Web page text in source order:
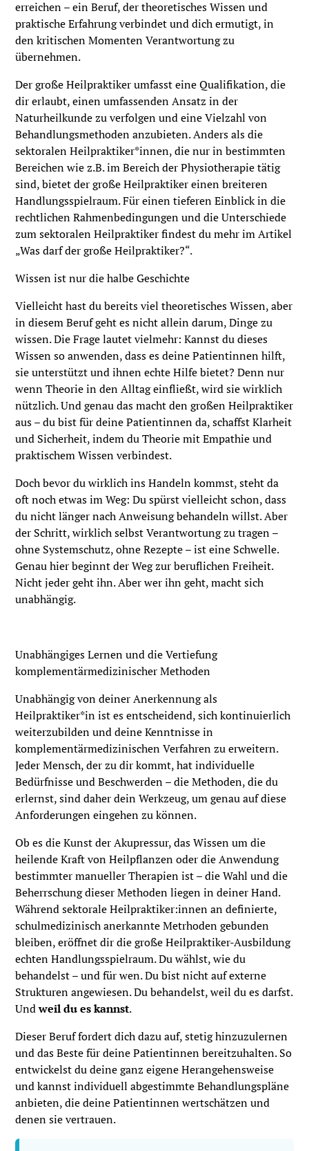
erreichen – ein Beruf, der theoretisches Wissen und
praktische Erfahrung verbindet und dich ermutigt, in
den kritischen Momenten Verantwortung zu
übernehmen.
Der große Heilpraktiker umfasst eine Qualifikation, die
dir erlaubt, einen umfassenden Ansatz in der
Naturheilkunde zu verfolgen und eine Vielzahl von
Behandlungsmethoden anzubieten. Anders als die
sektoralen Heilpraktiker*innen, die nur in bestimmten
Bereichen wie z.B. im Bereich der Physiotherapie tätig
sind, bietet der große Heilpraktiker einen breiteren
Handlungsspielraum. Für einen tieferen Einblick in die
rechtlichen Rahmenbedingungen und die Unterschiede
zum sektoralen Heilpraktiker findest du mehr im Artikel
„Was darf der große Heilpraktiker?“.
Wissen ist nur die halbe Geschichte
Vielleicht hast du bereits viel theoretisches Wissen, aber
in diesem Beruf geht es nicht allein darum, Dinge zu
wissen. Die Frage lautet vielmehr: Kannst du dieses
Wissen so anwenden, dass es deine Patientinnen hilft,
sie unterstützt und ihnen echte Hilfe bietet? Denn nur
wenn Theorie in den Alltag einfließt, wird sie wirklich
nützlich. Und genau das macht den großen Heilpraktiker
aus – du bist für deine Patientinnen da, schaffst Klarheit
und Sicherheit, indem du Theorie mit Empathie und
praktischem Wissen verbindest.
Doch bevor du wirklich ins Handeln kommst, steht da
oft noch etwas im Weg: Du spürst vielleicht schon, dass
du nicht länger nach Anweisung behandeln willst. Aber
der Schritt, wirklich selbst Verantwortung zu tragen –
ohne Systemschutz, ohne Rezepte – ist eine Schwelle.
Genau hier beginnt der Weg zur beruflichen Freiheit.
Nicht jeder geht ihn. Aber wer ihn geht, macht sich
unabhängig.
Unabhängiges Lernen und die Vertiefung
komplementärmedizinischer Methoden‍
Unabhängig von deiner Anerkennung als
Heilpraktiker*in ist es entscheidend, sich kontinuierlich
weiterzubilden und deine Kenntnisse in
komplementärmedizinischen Verfahren zu erweitern.
Jeder Mensch, der zu dir kommt, hat individuelle
Bedürfnisse und Beschwerden – die Methoden, die du
erlernst, sind daher dein Werkzeug, um genau auf diese
Anforderungen eingehen zu können.
Ob es die Kunst der Akupressur, das Wissen um die
heilende Kraft von Heilpflanzen oder die Anwendung
bestimmter manueller Therapien ist – die Wahl und die
Beherrschung dieser Methoden liegen in deiner Hand.
Während sektorale Heilpraktiker:innen an definierte,
schulmedizinisch anerkannte Metrhoden gebunden
bleiben, eröffnet dir die große Heilpraktiker-Ausbildung
echten Handlungsspielraum. Du wählst, wie du
behandelst – und für wen. Du bist nicht auf externe
Strukturen angewiesen. Du behandelst, weil du es darfst.
Undweil du es kannst.
Dieser Beruf fordert dich dazu auf, stetig hinzuzulernen
und das Beste für deine Patientinnen bereitzuhalten. So
entwickelst du deine ganz eigene Herangehensweise
und kannst individuell abgestimmte Behandlungspläne
anbieten, die deine Patientinnen wertschätzen und
denen sie vertrauen.